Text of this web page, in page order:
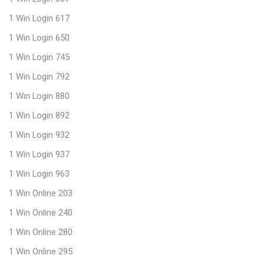
1 Win Login 617
1 Win Login 650
1 Win Login 745
1 Win Login 792
1 Win Login 880
1 Win Login 892
1 Win Login 932
1 Win Login 937
1 Win Login 963
1 Win Online 203
1 Win Online 240
1 Win Online 280
1 Win Online 295